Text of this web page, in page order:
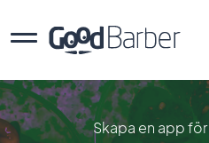
Skapa en app för